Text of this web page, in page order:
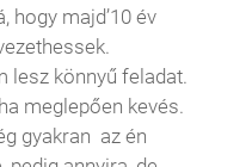
hogy majd’10 év
lesz könnyű feladat.
meglepően kevés.
gyakran az én